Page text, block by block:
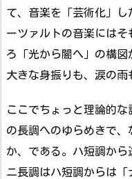
て、音楽を「芸術化」
ーツァルトの音楽には
ろ「光から闇へ」の構
大きな身振りも、涙の雨
ここでちょっと理論的
の長調へのゆらめきで
か、である。ハ短調か
ニ長調はハ短調からは「